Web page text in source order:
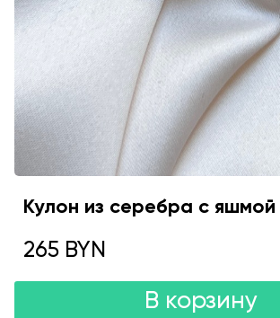
Кулон из серебра с яшмой
265 BYN
В корзину